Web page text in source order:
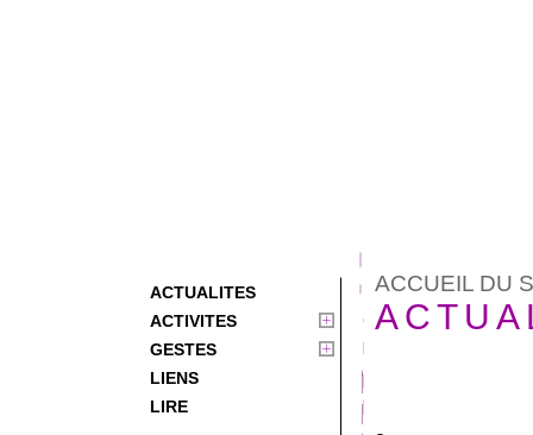
ACTUALITES
ACTIVITES
GESTES
LIENS
LIRE
ACCUEIL DU